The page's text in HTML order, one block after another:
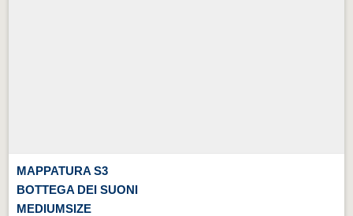
MAPPATURA S3
BOTTEGA DEI SUONI
MEDIUMSIZE